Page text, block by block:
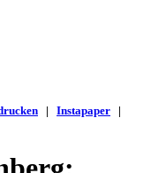
| Instapaper |